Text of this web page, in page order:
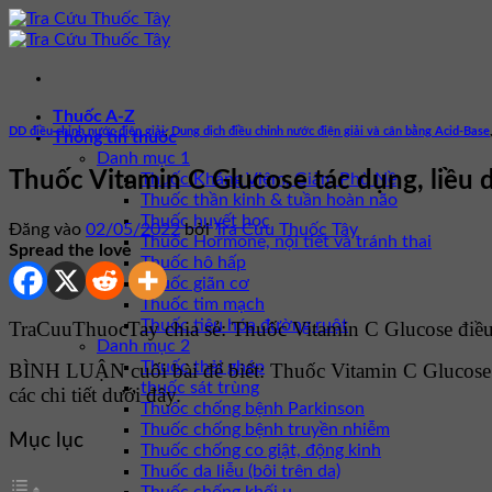
Bỏ
qua
dung
Thuốc A-Z
Thông tin thuốc
Danh mục 1
Thuốc Kháng Viêm, Giảm Phù Nề
Thuốc thần kinh & tuần hoàn não
Thuốc huyết học
Thuốc Hormone, nội tiết và tránh thai
Thuốc hô hấp
Thuốc giãn cơ
Thuốc tim mạch
Thuốc tiêu hóa đường ruột
Danh mục 2
Thuốc thải ghép
thuốc sát trùng
Thuốc chống bệnh Parkinson
Thuốc chống bệnh truyền nhiễm
Thuốc chống co giật, động kinh
Thuốc da liễu (bôi trên da)
DD điều chỉnh nước điện giải, Dung dịch điều chỉnh nước điện giải và cân bằng Acid-Base
Thuốc Vitamin C Glucose tác dụng, liều
Đăng vào 02/05/2022 bởiTra Cứu Thuốc Tây
Spread the love
TraCuuThuocTay chia sẻ: Thuốc Vitamin C Glucose
BÌNH LUẬN cuối bài để biết: Thuốc Vitamin C
các chi tiết dưới đây.
Mục lục